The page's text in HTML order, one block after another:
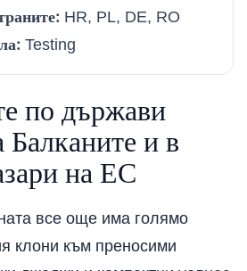
HR, PL, DE, RO
Testing
по държави
Балканите и в
на ЕС
все още има голямо
клони към преносими